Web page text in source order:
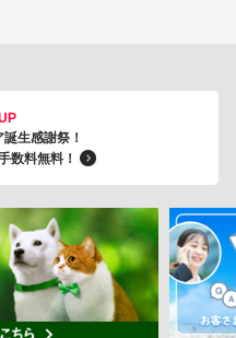
生感謝祭！
数料無料！